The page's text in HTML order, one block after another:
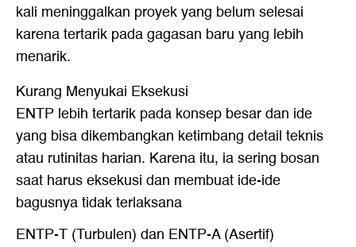
kali meninggalkan proyek yang belum selesai
karena tertarik pada gagasan baru yang lebih
menarik.
Kurang Menyukai Eksekusi
ENTP lebih tertarik pada konsep besar dan ide
yang bisa dikembangkan ketimbang detail teknis
atau rutinitas harian. Karena itu, ia sering bosan
saat harus eksekusi dan membuat ide-ide
bagusnya tidak terlaksana
ENTP-T (Turbulen) dan ENTP-A (Asertif)